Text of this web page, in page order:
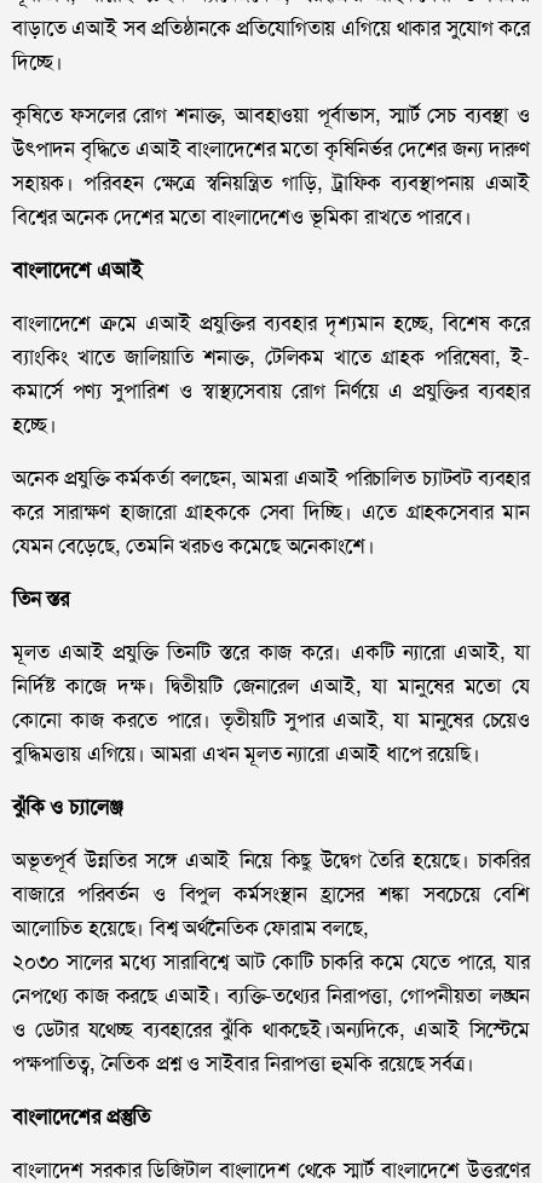
বাড়াতে এআই সব প্রতিষ্ঠানকে প্রতিযোগিতায় এগিয়ে থাকার সুযোগ করে
দিচ্ছে।
কৃষিতে ফসলের রোগ শনাক্ত, আবহাওয়া পূর্বাভাস, স্মার্ট সেচ ব্যবস্থা ও
উৎপাদন বৃদ্ধিতে এআই বাংলাদেশের মতো কৃষিনির্ভর দেশের জন্য দারুণ
সহায়ক। পরিবহন ক্ষেত্রে স্বনিয়ন্ত্রিত গাড়ি, ট্রাফিক ব্যবস্থাপনায় এআই
বিশ্বের অনেক দেশের মতো বাংলাদেশেও ভূমিকা রাখতে পারবে।
বাংলাদেশে এআই
বাংলাদেশে ক্রমে এআই প্রযুক্তির ব্যবহার দৃশ্যমান হচ্ছে, বিশেষ করে
ব্যাংকিং খাতে জালিয়াতি শনাক্ত, টেলিকম খাতে গ্রাহক পরিষেবা, ই-
কমার্সে পণ্য সুপারিশ ও স্বাস্থ্যসেবায় রোগ নির্ণয়ে এ প্রযুক্তির ব্যবহার
হচ্ছে।
অনেক প্রযুক্তি কর্মকর্তা বলছেন, আমরা এআই পরিচালিত চ্যাটবট ব্যবহার
করে সারাক্ষণ হাজারো গ্রাহককে সেবা দিচ্ছি। এতে গ্রাহকসেবার মান
যেমন বেড়েছে, তেমনি খরচও কমেছে অনেকাংশে।
তিন স্তর
মূলত এআই প্রযুক্তি তিনটি স্তরে কাজ করে। একটি ন্যারো এআই, যা
নির্দিষ্ট কাজে দক্ষ। দ্বিতীয়টি জেনারেল এআই, যা মানুষের মতো যে
কোনো কাজ করতে পারে। তৃতীয়টি সুপার এআই, যা মানুষের চেয়েও
বুদ্ধিমত্তায় এগিয়ে। আমরা এখন মূলত ন্যারো এআই ধাপে রয়েছি।
ঝুঁকি ও চ্যালেঞ্জ
অভূতপূর্ব উন্নতির সঙ্গে এআই নিয়ে কিছু উদ্বেগ তৈরি হয়েছে। চাকরির
বাজারে পরিবর্তন ও বিপুল কর্মসংস্থান হ্রাসের শঙ্কা সবচেয়ে বেশি
আলোচিত হয়েছে। বিশ্ব অর্থনৈতিক ফোরাম বলছে,
২০৩০ সালের মধ্যে সারাবিশ্বে আট কোটি চাকরি কমে যেতে পারে, যার
নেপথ্যে কাজ করছে এআই। ব্যক্তি-তথ্যের নিরাপত্তা, গোপনীয়তা লঙ্ঘন
ও ডেটার যথেচ্ছ ব্যবহারের ঝুঁকি থাকছেই।অন্যদিকে, এআই সিস্টেমে
পক্ষপাতিত্ব, নৈতিক প্রশ্ন ও সাইবার নিরাপত্তা হুমকি রয়েছে সর্বত্র।
বাংলাদেশের প্রস্তুতি
বাংলাদেশ সরকার ডিজিটাল বাংলাদেশ থেকে স্মার্ট বাংলাদেশে উত্তরণের